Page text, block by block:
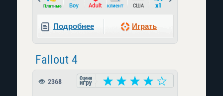
Подробнее Играть
Fallout 4
2368